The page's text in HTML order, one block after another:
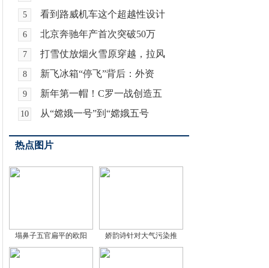
5 看到路威机车这个超越性设计
6 北京奔驰年产首次突破50万
7 打雪仗放烟火雪原穿越，拉风
8 新飞冰箱“停飞”背后：外资
9 新年第一帽！C罗一战创造五
10 从“嫦娥一号”到“嫦娥五号
热点图片
塌鼻子五官扁平的欧阳 娇韵诗针对大气污染推